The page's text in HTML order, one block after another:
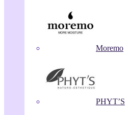
Moremo
PHYT’S